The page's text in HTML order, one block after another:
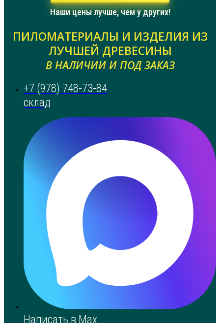
Наши цены лучше, чем у других!
ПИЛОМАТЕРИАЛЫ И ИЗДЕЛИЯ ИЗ
ЛУЧШЕЙ ДРЕВЕСИНЫ
В НАЛИЧИИ И ПОД ЗАКАЗ
+7 (978) 748-73-84
склад
Написать в Max